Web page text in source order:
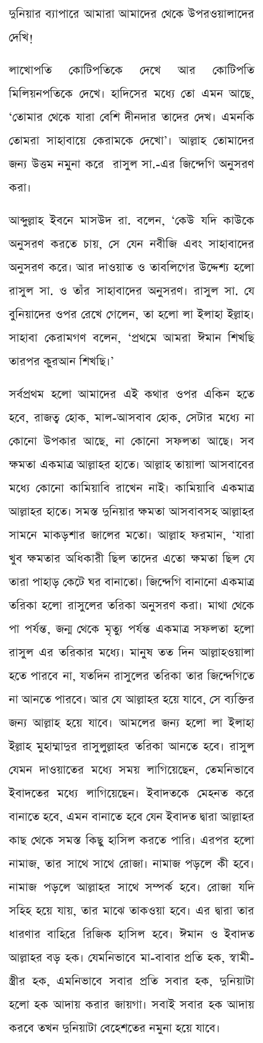
দুনিয়ার ব্যাপারে আমারা আমাদের থেকে উপরওয়ালাদের
দেখি!
লাখোপতি কোটিপতিকে দেখে আর কোটিপতি
মিলিয়নপতিকে দেখে। হাদিসের মধ্যে তো এমন আছে,
‘তোমার থেকে যারা বেশি দীনদার তাদের দেখ। এমনকি
তোমরা সাহাবায়ে কেরামকে দেখো’। আল্লাহ তোমাদের
জন্য উত্তম নমুনা করে রাসুল সা.-এর জিন্দেগি অনুসরণ
করা।
আব্দুল্লাহ ইবনে মাসউদ রা. বলেন, ‘কেউ যদি কাউকে
অনুসরণ করতে চায়, সে যেন নবীজি এবং সাহাবাদের
অনুসরণ করে। আর দাওয়াত ও তাবলিগের উদ্দেশ্য হলো
রাসুল সা. ও তাঁর সাহাবাদের অনুসরণ। রাসুল সা. যে
বুনিয়াদের ওপর রেখে গেলেন, তা হলো লা ইলাহা ইল্লাহ।
সাহাবা কেরামগণ বলেন, ‘প্রথমে আমরা ঈমান শিখছি
তারপর কুরআন শিখছি।’
সর্বপ্রথম হলো আমাদের এই কথার ওপর একিন হতে
হবে, রাজত্ব হোক, মাল-আসবাব হোক, সেটার মধ্যে না
কোনো উপকার আছে, না কোনো সফলতা আছে। সব
ক্ষমতা একমাত্র আল্লাহর হাতে। আল্লাহ তায়ালা আসবাবের
মধ্যে কোনো কামিয়াবি রাখেন নাই। কামিয়াবি একমাত্র
আল্লাহর হাতে। সমস্ত দুনিয়ার ক্ষমতা আসবাবসহ আল্লাহর
সামনে মাকড়শার জালের মতো। আল্লাহ ফরমান, ‘যারা
খুব ক্ষমতার অধিকারী ছিল তাদের এতো ক্ষমতা ছিল যে
তারা পাহাড় কেটে ঘর বানাতো। জিন্দেগি বানানো একমাত্র
তরিকা হলো রাসুলের তরিকা অনুসরণ করা। মাথা থেকে
পা পর্যন্ত, জন্ম থেকে মৃত্যু পর্যন্ত একমাত্র সফলতা হলো
রাসুল এর তরিকার মধ্যে। মানুষ তত দিন আল্লাহওয়ালা
হতে পারবে না, যতদিন রাসুলের তরিকা তার জিন্দেগিতে
না আনতে পারবে। আর যে আল্লাহর হয়ে যাবে, সে ব্যক্তির
জন্য আল্লাহ হয়ে যাবে। আমলের জন্য হলো লা ইলাহা
ইল্লাহ মুহাম্মাদুর রাসুলুল্লাহর তরিকা আনতে হবে। রাসুল
যেমন দাওয়াতের মধ্যে সময় লাগিয়েছেন, তেমনিভাবে
ইবাদতের মধ্যে লাগিয়েছেন। ইবাদতকে মেহনত করে
বানাতে হবে, এমন বানাতে হবে যেন ইবাদত দ্বারা আল্লাহর
কাছ থেকে সমস্ত কিছু হাসিল করতে পারি। এরপর হলো
নামাজ, তার সাথে সাথে রোজা। নামাজ পড়লে কী হবে।
নামাজ পড়লে আল্লাহর সাথে সম্পর্ক হবে। রোজা যদি
সহিহ হয়ে যায়, তার মাঝে তাকওয়া হবে। এর দ্বারা তার
ধারণার বাহিরে রিজিক হাসিল হবে। ঈমান ও ইবাদত
আল্লাহর বড় হক। যেমনিভাবে মা-বাবার প্রতি হক, স্বামী-
স্ত্রীর হক, এমনিভাবে সবার প্রতি সবার হক, দুনিয়াটা
হলো হক আদায় করার জায়গা। সবাই সবার হক আদায়
করবে তখন দুনিয়াটা বেহেশতের নমুনা হয়ে যাবে।